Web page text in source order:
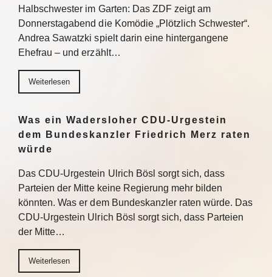
Halbschwester im Garten: Das ZDF zeigt am
Donnerstagabend die Komödie „Plötzlich Schwester“.
Andrea Sawatzki spielt darin eine hintergangene
Ehefrau – und erzählt…
Weiterlesen
Was ein Wadersloher CDU-Urgestein
dem Bundeskanzler Friedrich Merz raten
würde
Das CDU-Urgestein Ulrich Bösl sorgt sich, dass
Parteien der Mitte keine Regierung mehr bilden
könnten. Was er dem Bundeskanzler raten würde. Das
CDU-Urgestein Ulrich Bösl sorgt sich, dass Parteien
der Mitte…
Weiterlesen